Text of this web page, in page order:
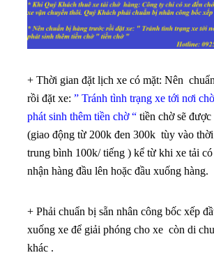
+ Thời gian đặt lịch xe có mặt: Nên
rồi đặt xe: ” Tránh tình trạng xe tới nơi
phát sinh thêm tiền chờ “ tiền chờ sẽ
(giao động từ 200k đen 300k tùy vào
trung bình 100k/ tiếng ) kể từ khi xe tải
nhận hàng đầu lên hoặc đầu xuống hàng.
+ Phải chuẩn bị sẵn nhân công bốc xếp
xuống xe để giải phóng cho xe còn di
khác .